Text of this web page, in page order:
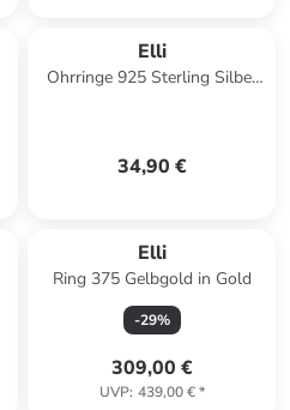
Elli
Ohrringe 925 Sterling Silber
34,90 €
Elli
Ring 375 Gelbgold in Gold
-29%
309,00 €
UVP: 439,00 €*